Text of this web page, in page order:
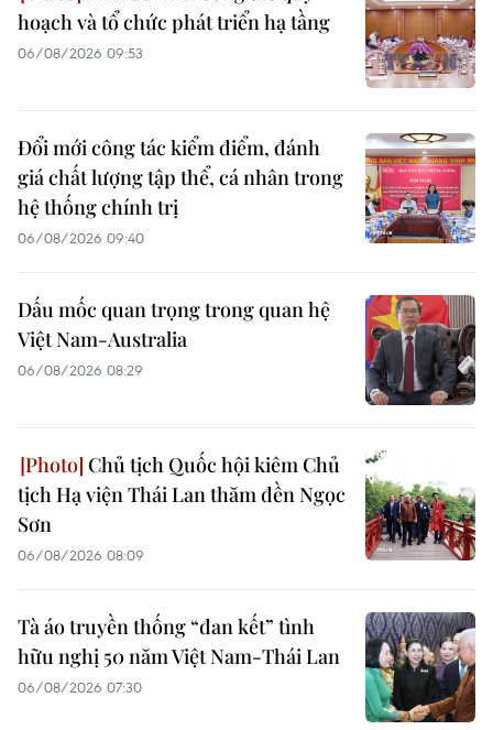
hoạch và tổ chức phát triển hạ tầng
06/08/2026 09:53
Đổi mới công tác kiểm điểm, đánh
giá chất lượng tập thể, cá nhân trong
hệ thống chính trị
06/08/2026 09:40
Dấu mốc quan trọng trong quan hệ
Việt Nam-Australia
06/08/2026 08:29
Chủ tịch Quốc hội kiêm Chủ
tịch Hạ viện Thái Lan thăm đền Ngọc
Sơn
06/08/2026 08:09
Tà áo truyền thống “đan kết” tình
hữu nghị 50 năm Việt Nam-Thái Lan
06/08/2026 07:30